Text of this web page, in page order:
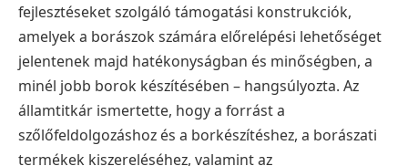
fejlesztéseket szolgáló támogatási konstrukciók,
amelyek a borászok számára előrelépési lehetőséget
jelentenek majd hatékonyságban és minőségben, a
minél jobb borok készítésében – hangsúlyozta. Az
államtitkár ismertette, hogy a forrást a
szőlőfeldolgozáshoz és a borkészítéshez, a borászati
termékek kiszereléséhez, valamint az